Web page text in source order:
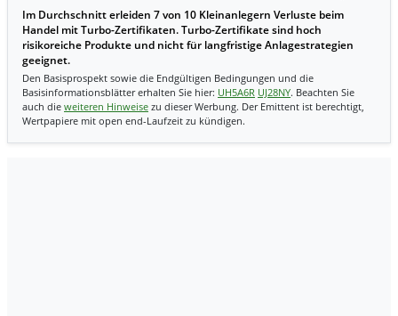
Im Durchschnitt erleiden 7 von 10 Kleinanlegern Verluste beim
Handel mit Turbo-Zertifikaten. Turbo-Zertifikate sind hoch
risikoreiche Produkte und nicht für langfristige Anlagestrategien
geeignet.
Den Basisprospekt sowie die Endgültigen Bedingungen und die
Basisinformationsblätter erhalten Sie hier: UH5A6R UJ28NY. Beachten Sie
auch die weiteren Hinweise zu dieser Werbung. Der Emittent ist berechtigt,
Wertpapiere mit open end-Laufzeit zu kündigen.